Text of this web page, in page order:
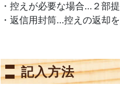
・控えが必要な場合…２部
・返信用封筒…控えの返却
記入方法